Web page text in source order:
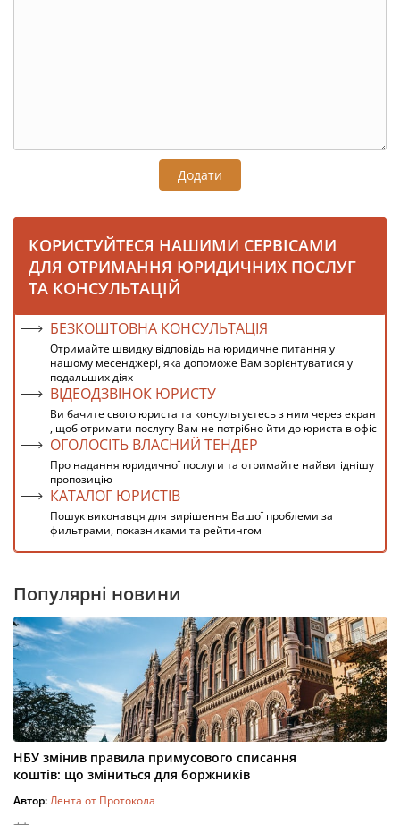
Додати
КОРИСТУЙТЕСЯ НАШИМИ СЕРВІСАМИ
ДЛЯ ОТРИМАННЯ ЮРИДИЧНИХ ПОСЛУГ
ТА КОНСУЛЬТАЦІЙ
БЕЗКОШТОВНА КОНСУЛЬТАЦІЯ
Отримайте швидку відповідь на юридичне питання у
нашому месенджері, яка допоможе Вам зорієнтуватися у
подальших діях
ВІДЕОДЗВІНОК ЮРИСТУ
Ви бачите свого юриста та консультуєтесь з ним через екран
, щоб отримати послугу Вам не потрібно йти до юриста в офіс
ОГОЛОСІТЬ ВЛАСНИЙ ТЕНДЕР
Про надання юридичної послуги та отримайте найвигіднішу
пропозицію
КАТАЛОГ ЮРИСТІВ
Пошук виконавця для вирішення Вашої проблеми за
фильтрами, показниками та рейтингом
Популярні новини
НБУ змінив правила примусового списання
коштів: що зміниться для боржників
Автор:Лента от Протокола